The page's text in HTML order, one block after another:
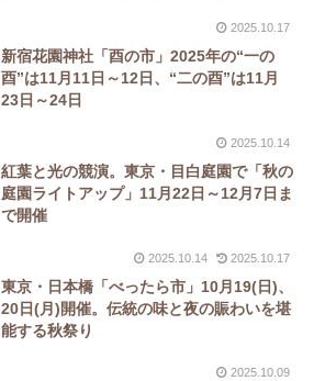
2025.10.17
新宿花園神社「酉の市」2025年の“一の
酉”は11月11日～12日、“二の酉”は11月
23日～24日
2025.10.14
紅葉と光の競演。東京・目白庭園で「秋の
庭園ライトアップ」11月22日～12月7日ま
で開催
2025.10.14 2025.10.17
東京・日本橋「べったら市」10月19(日)、
20日(月)開催。伝統の味と夜の賑わいを堪
能する秋祭り
2025.10.09